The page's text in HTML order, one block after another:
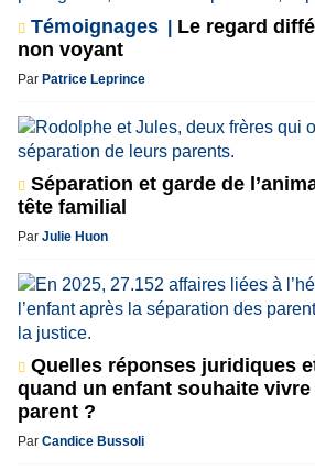
Témoignages
Le regard
non voyant
Par Patrice Leprince
Séparation et garde de
tête familial
Par Julie Huon
Quelles réponses juridiques
quand un enfant souhaite vivre
parent ?
Par Candice Bussoli